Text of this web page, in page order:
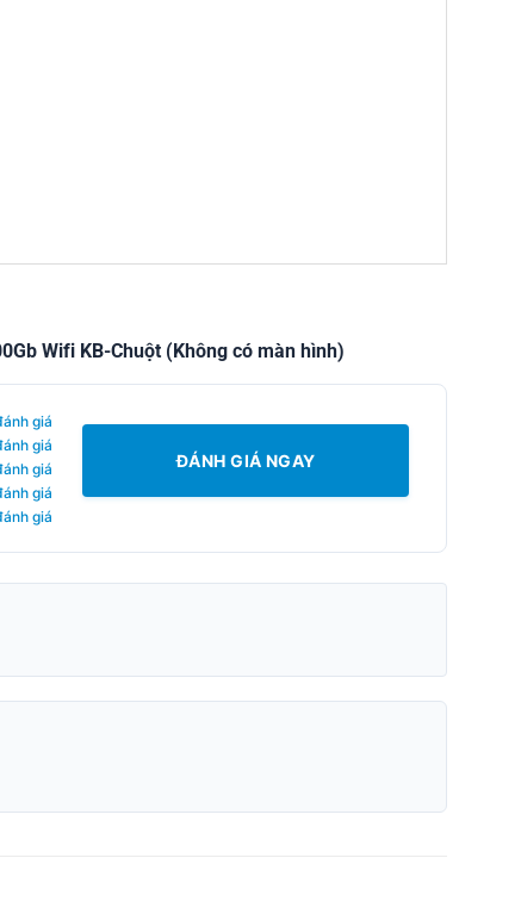
Wifi KB-Chuột (Không có màn hình)
giá
giá
giá
giá
giá
ĐÁNH GIÁ NGAY